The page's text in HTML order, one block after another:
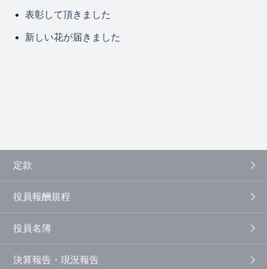
表彰して頂きました
新しい花が届きました
定款
役員報酬規程
役員名簿
決算報告・現況報告